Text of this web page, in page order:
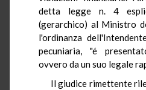
detta legge n. 4
(gerarchico) al Ministro
l'ordinanza
pecuniaria, "é
ovvero da un suo legale
Il giudice rimettente